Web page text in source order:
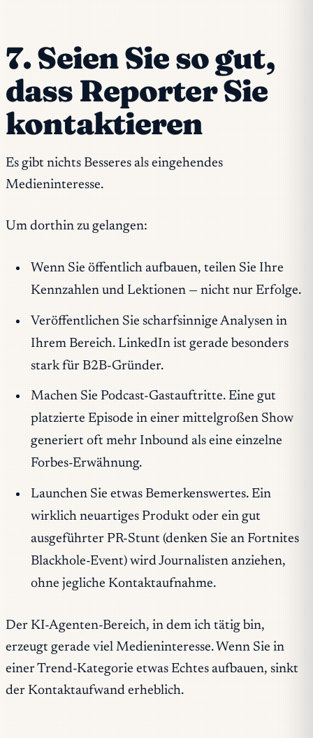
7. Seien Sie so gut,
dass Reporter Sie
kontaktieren
Es gibt nichts Besseres als eingehendes
Medieninteresse.
Um dorthin zu gelangen:
Wenn Sie öffentlich aufbauen, teilen Sie Ihre
Kennzahlen und Lektionen — nicht nur Erfolge.
Veröffentlichen Sie scharfsinnige Analysen in
Ihrem Bereich. LinkedIn ist gerade besonders
stark für B2B-Gründer.
Machen Sie Podcast-Gastauftritte. Eine gut
platzierte Episode in einer mittelgroßen Show
generiert oft mehr Inbound als eine einzelne
Forbes-Erwähnung.
Launchen Sie etwas Bemerkenswertes. Ein
wirklich neuartiges Produkt oder ein gut
ausgeführter PR-Stunt (denken Sie an Fortnites
Blackhole-Event) wird Journalisten anziehen,
ohne jegliche Kontaktaufnahme.
Der KI-Agenten-Bereich, in dem ich tätig bin,
erzeugt gerade viel Medieninteresse. Wenn Sie in
einer Trend-Kategorie etwas Echtes aufbauen, sinkt
der Kontaktaufwand erheblich.